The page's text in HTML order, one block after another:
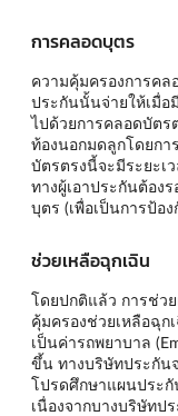
การคลอดบุตร
ความคุ้มครองการค
ประกันนั้นจ่ายให้เมื่
ไปด้วยการคลอดบัตร
ท้องนอกมดลูกโดยก
บัตรตรงนี้จะมีระยะเ
ทางผู้เอาประกันต้อง
บุตร (เพื่อเป็นการป้อ
ช่วยเหลือฉุกเฉิน
โดยปกติแล้ว การช่ว
คุ้มครองช่วยเหลือฉุก
เป็นค่ารถพยาบาล
ขึ้น ทางบริษัทประกัน
โปรดศึกษาแผนประกั
เนื่องจากบางบริษัทป